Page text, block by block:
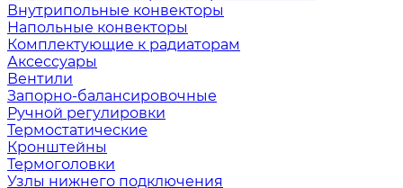
Внутрипольные конвекторы
Напольные конвекторы
Комплектующие к радиаторам
Аксессуары
Вентили
Запорно-балансировочные
Ручной регулировки
Термостатические
Кронштейны
Термоголовки
Узлы нижнего подключения